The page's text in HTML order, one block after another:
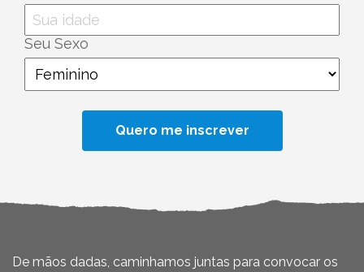
Seu Sexo
De mãos dadas, caminhamos juntas para convocar os